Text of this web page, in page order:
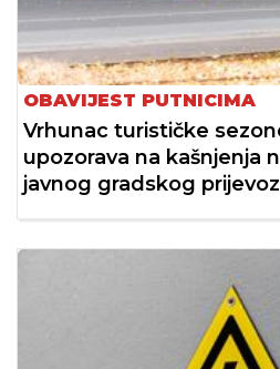
OBAVIJEST PUTNICIMA
Vrhunac turističke
upozorava na kašnjenja
javnog gradskog